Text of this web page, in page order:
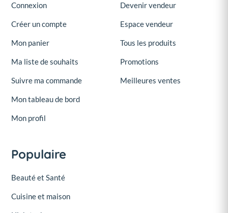
Connexion
Créer un compte
Mon panier
Ma liste de souhaits
Suivre ma commande
Mon tableau de bord
Mon profil
Devenir vendeur
Espace vendeur
Tous les produits
Promotions
Meilleures ventes
Populaire
Beauté et Santé
Cuisine et maison